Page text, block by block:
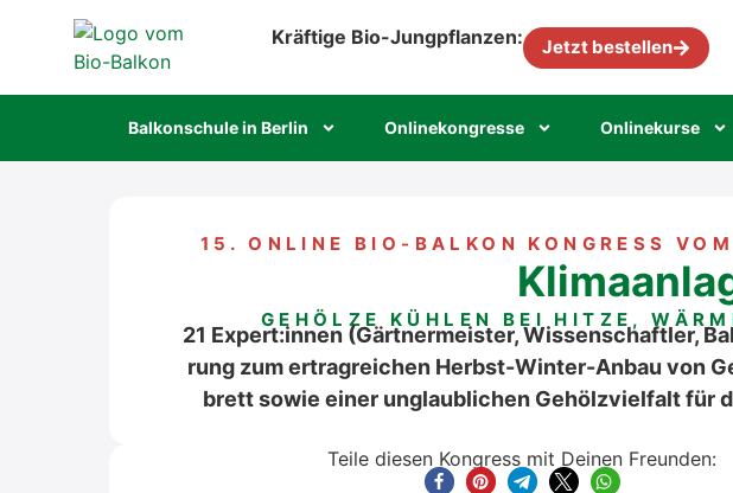
Kräftige Bio-Jungpflanzen: Jetzt bestellen
Bal­kon­schu­le in Ber­lin Online­kon­gres­se Online­kur­se
15. ONLINE BIO-BAL­KON KON­GRESS
GEHÖL­ZE KÜH­LEN BEI HIT­ZE,
21 Expert:innen (Gärt­ner­meis­ter, Wis­sen­schaft­ler,
rung zum ertrag­rei­chen Herbst-Win­ter-Anbau von
brett sowie einer unglaub­li­chen Gehölz­viel­falt für
Tei­le die­sen Kon­gress mit Dei­nen Freun­den: